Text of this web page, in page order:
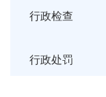
行政检查
行政处罚